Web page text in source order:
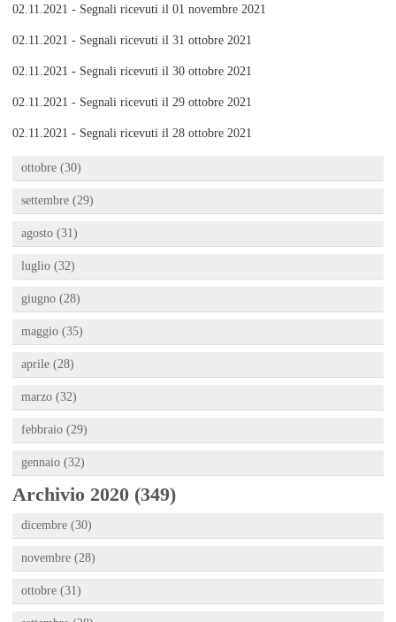
02.11.2021 - Segnali ricevuti il 01 novembre 2021
02.11.2021 - Segnali ricevuti il 31 ottobre 2021
02.11.2021 - Segnali ricevuti il 30 ottobre 2021
02.11.2021 - Segnali ricevuti il 29 ottobre 2021
02.11.2021 - Segnali ricevuti il 28 ottobre 2021
ottobre (30)
settembre (29)
agosto (31)
luglio (32)
giugno (28)
maggio (35)
aprile (28)
marzo (32)
febbraio (29)
gennaio (32)
Archivio 2020 (349)
dicembre (30)
novembre (28)
ottobre (31)